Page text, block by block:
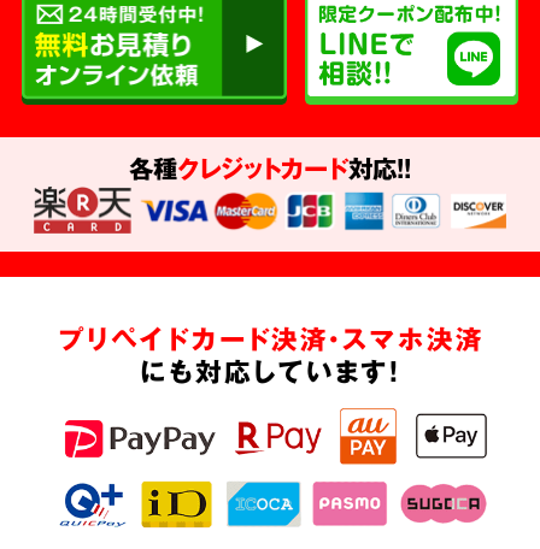
各種クレジットカード対応!!
プリペイドカード決済・スマホ決済
にも対応しています!